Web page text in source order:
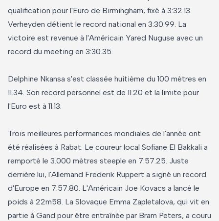
qualification pour l'Euro de Birmingham, fixé à 3:32.13.
Verheyden détient le record national en 3:30.99. La
victoire est revenue à l'Américain Yared Nuguse avec un
record du meeting en 3:30.35.
Delphine Nkansa s'est classée huitième du 100 mètres en
11.34. Son record personnel est de 11.20 et la limite pour
l'Euro est à 11.13.
Trois meilleures performances mondiales de l'année ont
été réalisées à Rabat. Le coureur local Sofiane El Bakkali a
remporté le 3.000 mètres steeple en 7:57.25. Juste
derrière lui, l'Allemand Frederik Ruppert a signé un record
d'Europe en 7:57.80. L'Américain Joe Kovacs a lancé le
poids à 22m58. La Slovaque Emma Zapletalova, qui vit en
partie à Gand pour être entraînée par Bram Peters, a couru